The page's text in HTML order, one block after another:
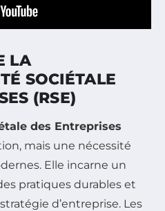
LA
SOCIÉTALE
(RSE)
des Entreprises
mais une nécessité
Elle incarne un
pratiques durables et
d’entreprise. Les